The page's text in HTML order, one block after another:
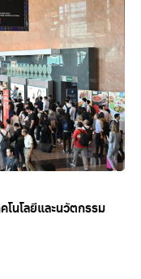
โนโลยีและนวัตกรรม